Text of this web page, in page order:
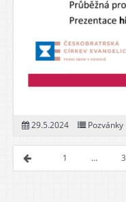
29.5.2024 Pozvánky
1 … 3